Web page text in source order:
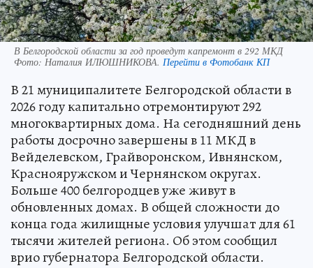
В Белгородской области за год проведут капремонт в 292 МКД
Фото: Наталия ИЛЮШНИКОВА. Перейти в Фотобанк КП
В 21 муниципалитете Белгородской области в
2026 году капитально отремонтируют 292
многоквартирных дома. На сегодняшний день
работы досрочно завершены в 11 МКД в
Вейделевском, Грайворонском, Ивнянском,
Краснояружском и Чернянском округах.
Больше 400 белгородцев уже живут в
обновленных домах. В общей сложности до
конца года жилищные условия улучшат для 61
тысячи жителей региона. Об этом сообщил
врио губернатора Белгородской области.